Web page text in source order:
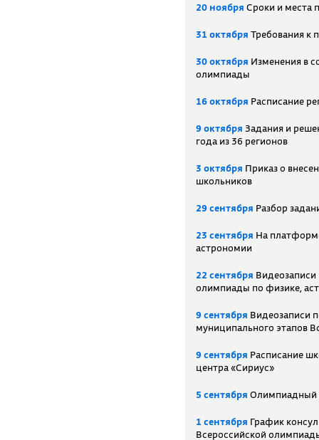
20 ноября Сроки и места
31 октября Требования к
30 октября Изменения в
олимпиады
16 октября Расписание
9 октября Задания и
года из 36 регионов
3 октября Приказ о
школьников
29 сентября Разбор
23 сентября На
астрономии
22 сентября
олимпиады по физике,
9 сентября Видеозаписи
муниципального этапов
9 сентября Расписание
центра «Сириус»
5 сентября Олимпиадный
1 сентября График
Всероссийской